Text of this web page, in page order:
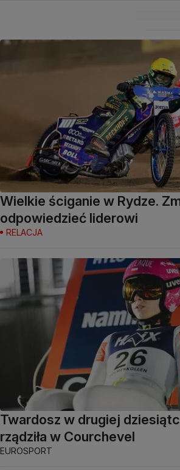
Wielkie ściganie w Rydze.
odpowiedzieć liderowi
RELACJA
Twardosz w drugiej
rządziła w Courchevel
EUROSPORT